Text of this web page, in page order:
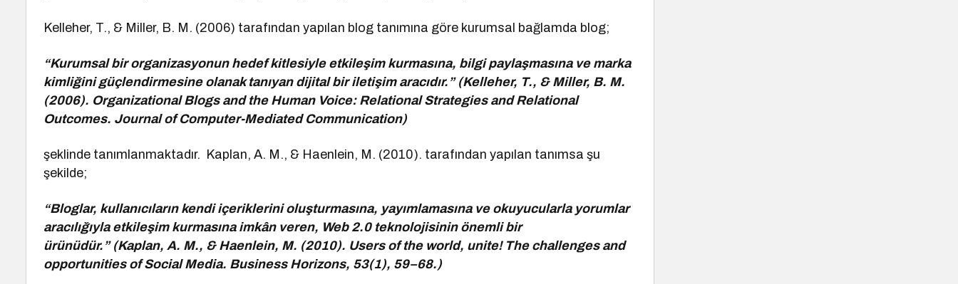
Kelleher, T., & Miller, B. M. (2006) tarafından yapılan blog tanımına göre kurumsal bağlamda blog;
“Kurumsal bir organizasyonun hedef kitlesiyle etkileşim kurmasına, bilgi paylaşmasına ve marka
kimliğini güçlendirmesine olanak tanıyan dijital bir iletişim aracıdır.” (Kelleher, T., & Miller, B. M.
(2006). Organizational Blogs and the Human Voice: Relational Strategies and Relational
Outcomes. Journal of Computer-Mediated Communication)
şeklinde tanımlanmaktadır. Kaplan, A. M., & Haenlein, M. (2010). tarafından yapılan tanımsa şu
şekilde;
“Bloglar, kullanıcıların kendi içeriklerini oluşturmasına, yayımlamasına ve okuyucularla yorumlar
aracılığıyla etkileşim kurmasına imkân veren, Web 2.0 teknolojisinin önemli bir
ürünüdür.” (Kaplan, A. M., & Haenlein, M. (2010). Users of the world, unite! The challenges and
opportunities of Social Media. Business Horizons, 53(1), 59–68.)